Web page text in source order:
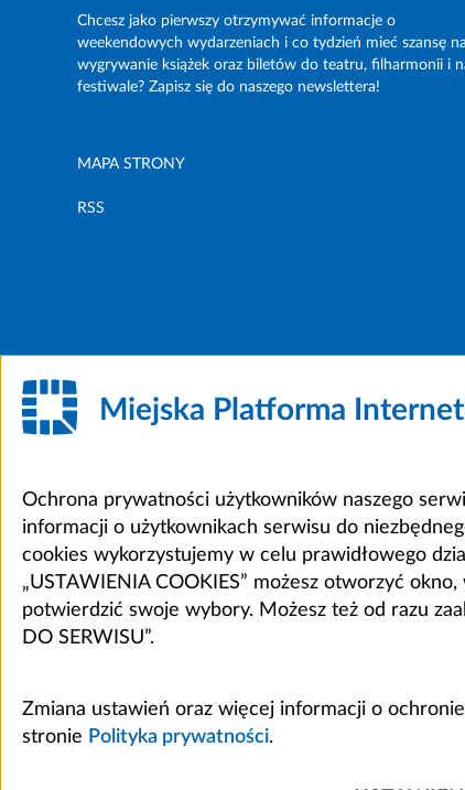
Chcesz jako pierwszy otrzymywać informacje o
weekendowych wydarzeniach i co tydzień mieć szansę na
wygrywanie książek oraz biletów do teatru, filharmonii i
festiwale? Zapisz się do naszego newslettera!
MAPA STRONY
RSS
Miejska Platforma
Ochrona prywatności użytkowników naszego
informacji o użytkownikach serwisu do
cookies wykorzystujemy w celu prawidłowego
„USTAWIENIA COOKIES” możesz otworzyć
potwierdzić swoje wybory. Możesz też od razu
DO SERWISU”.
Zmiana ustawień oraz więcej informacji o
stronie Polityka prywatności.